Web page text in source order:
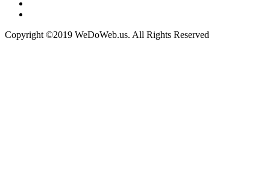
Copyright ©2019 WeDoWeb.us. All Rights Reserved